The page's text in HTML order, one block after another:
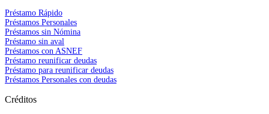
Préstamo Rápido
Préstamos Personales
Préstamos sin Nómina
Préstamo sin aval
Préstamos con ASNEF
Préstamo reunificar deudas
Préstamo para reunificar deudas
Préstamos Personales con deudas
Créditos